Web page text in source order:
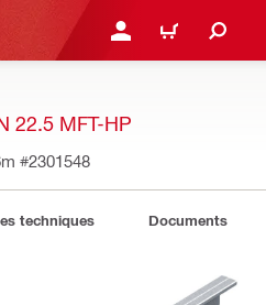
CONNEXION OU
PANIER
22.5 MFT-HP
#2301548
techniques Documents